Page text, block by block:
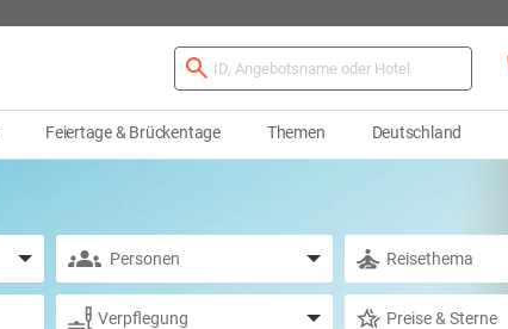
Feiertage & Brückentage Themen Deutschland